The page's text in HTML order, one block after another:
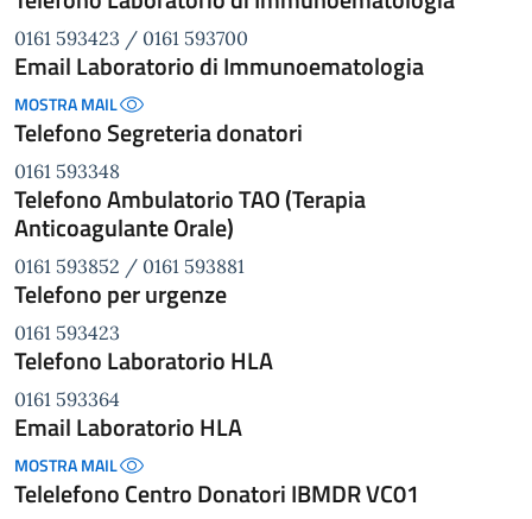
0161 593423 / 0161 593700
Email Laboratorio di Immunoematologia
MOSTRA MAIL
Telefono Segreteria donatori
0161 593348
Telefono Ambulatorio TAO (Terapia
Anticoagulante Orale)
0161 593852 / 0161 593881
Telefono per urgenze
0161 593423
Telefono Laboratorio HLA
0161 593364
Email Laboratorio HLA
MOSTRA MAIL
Telelefono Centro Donatori IBMDR VC01